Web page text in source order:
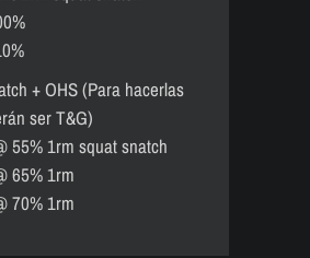
+ OHS (Para hacerlas
ser T&G)
55% 1rm squat snatch
65% 1rm
70% 1rm